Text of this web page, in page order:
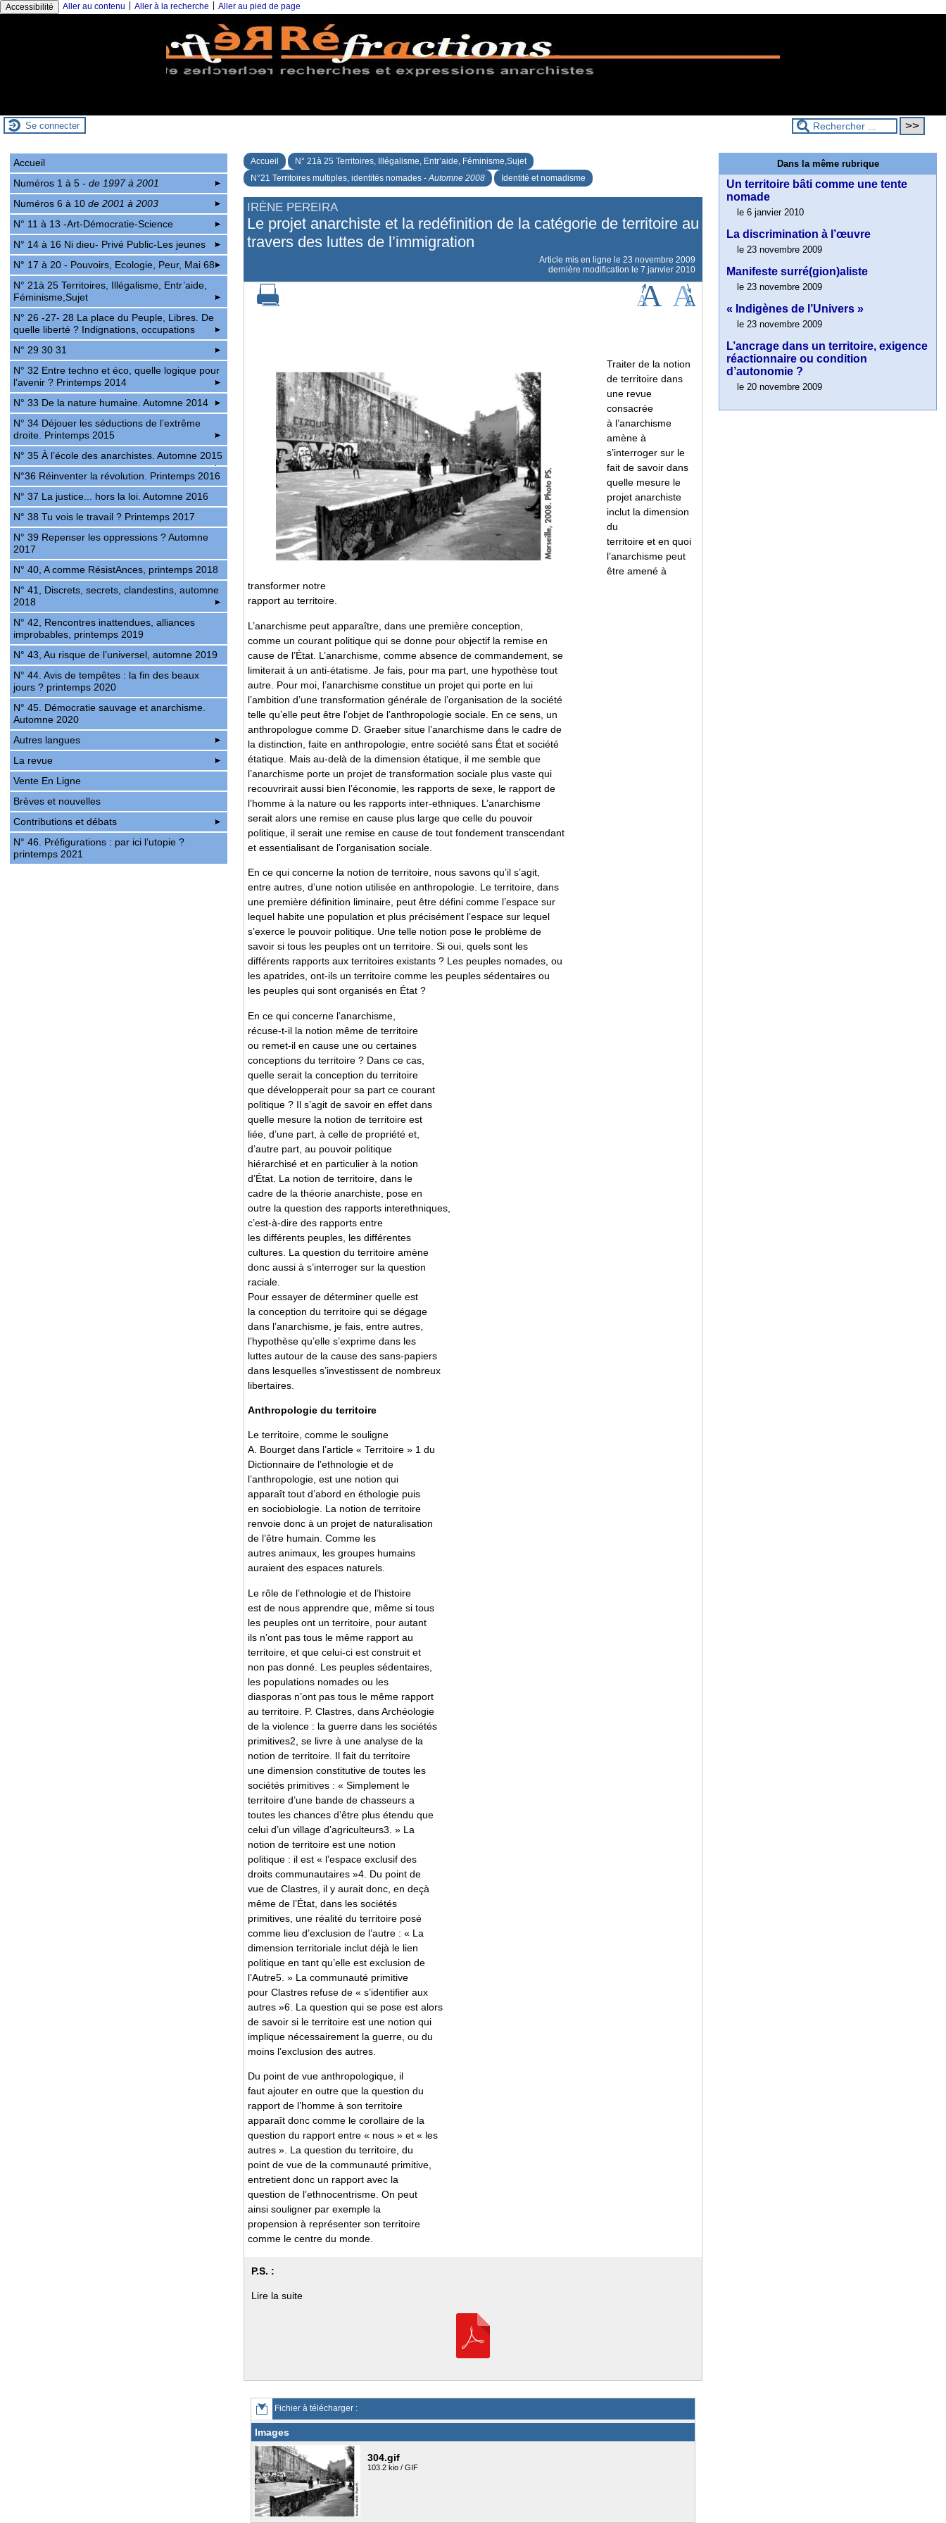
Accessibilité Aller au contenu Aller à la recherche Aller au pied de page
Se connecter
Accueil
N° 21à 25 Territoires, Illégalisme, Entr’aide, Féminisme,Sujet
N°21 Territoires multiples, identités nomades -Automne 2008 Identité et nomadisme
IRÈNE PEREIRA
Le projet anarchiste et la redéfinition de la catégorie de territoire au
travers des luttes de l’immigration
Article mis en ligne le 23 novembre 2009
dernière modification le 7 janvier 2010
Traiter de la notion
de territoire dans
une revue
consacrée
à l’anarchisme
amène à
s’interroger sur le
fait de savoir dans
quelle mesure le
projet anarchiste
inclut la dimension
du
territoire et en quoi
l’anarchisme peut
être amené à
transformer notre
rapport au territoire.
L’anarchisme peut apparaître, dans une première conception,
comme un courant politique qui se donne pour objectif la remise en
cause de l’État. L’anarchisme, comme absence de commandement, se
limiterait à un anti-étatisme. Je fais, pour ma part, une hypothèse tout
autre. Pour moi, l’anarchisme constitue un projet qui porte en lui
l’ambition d’une transformation générale de l’organisation de la société
telle qu’elle peut être l’objet de l’anthropologie sociale. En ce sens, un
anthropologue comme D. Graeber situe l’anarchisme dans le cadre de
la distinction, faite en anthropologie, entre société sans État et société
étatique. Mais au-delà de la dimension étatique, il me semble que
l’anarchisme porte un projet de transformation sociale plus vaste qui
recouvrirait aussi bien l’économie, les rapports de sexe, le rapport de
l’homme à la nature ou les rapports inter-ethniques. L’anarchisme
serait alors une remise en cause plus large que celle du pouvoir
politique, il serait une remise en cause de tout fondement transcendant
et essentialisant de l’organisation sociale.
En ce qui concerne la notion de territoire, nous savons qu’il s’agit,
entre autres, d’une notion utilisée en anthropologie. Le territoire, dans
une première définition liminaire, peut être défini comme l’espace sur
lequel habite une population et plus précisément l’espace sur lequel
s’exerce le pouvoir politique. Une telle notion pose le problème de
savoir si tous les peuples ont un territoire. Si oui, quels sont les
différents rapports aux territoires existants ? Les peuples nomades, ou
les apatrides, ont-ils un territoire comme les peuples sédentaires ou
les peuples qui sont organisés en État ?
En ce qui concerne l’anarchisme,
récuse-t-il la notion même de territoire
ou remet-il en cause une ou certaines
conceptions du territoire ? Dans ce cas,
quelle serait la conception du territoire
que développerait pour sa part ce courant
politique ? Il s’agit de savoir en effet dans
quelle mesure la notion de territoire est
liée, d’une part, à celle de propriété et,
d’autre part, au pouvoir politique
hiérarchisé et en particulier à la notion
d’État. La notion de territoire, dans le
cadre de la théorie anarchiste, pose en
outre la question des rapports interethniques,
c’est-à-dire des rapports entre
les différents peuples, les différentes
cultures. La question du territoire amène
donc aussi à s’interroger sur la question
raciale.
Pour essayer de déterminer quelle est
la conception du territoire qui se dégage
dans l’anarchisme, je fais, entre autres,
l’hypothèse qu’elle s’exprime dans les
luttes autour de la cause des sans-papiers
dans lesquelles s’investissent de nombreux
libertaires.
Anthropologie du territoire
Le territoire, comme le souligne
A. Bourget dans l’article « Territoire » 1 du
Dictionnaire de l’ethnologie et de
l’anthropologie, est une notion qui
apparaît tout d’abord en éthologie puis
en sociobiologie. La notion de territoire
renvoie donc à un projet de naturalisation
de l’être humain. Comme les
autres animaux, les groupes humains
auraient des espaces naturels.
Le rôle de l’ethnologie et de l’histoire
est de nous apprendre que, même si tous
les peuples ont un territoire, pour autant
ils n’ont pas tous le même rapport au
territoire, et que celui-ci est construit et
non pas donné. Les peuples sédentaires,
les populations nomades ou les
diasporas n’ont pas tous le même rapport
au territoire. P. Clastres, dans Archéologie
de la violence : la guerre dans les sociétés
primitives2, se livre à une analyse de la
notion de territoire. Il fait du territoire
une dimension constitutive de toutes les
sociétés primitives : « Simplement le
territoire d’une bande de chasseurs a
toutes les chances d’être plus étendu que
celui d’un village d’agriculteurs3. » La
notion de territoire est une notion
politique : il est « l’espace exclusif des
droits communautaires »4. Du point de
vue de Clastres, il y aurait donc, en deçà
même de l’État, dans les sociétés
primitives, une réalité du territoire posé
comme lieu d’exclusion de l’autre : « La
dimension territoriale inclut déjà le lien
politique en tant qu’elle est exclusion de
l’Autre5. » La communauté primitive
pour Clastres refuse de « s’identifier aux
autres »6. La question qui se pose est alors
de savoir si le territoire est une notion qui
implique nécessairement la guerre, ou du
moins l’exclusion des autres.
Du point de vue anthropologique, il
faut ajouter en outre que la question du
rapport de l’homme à son territoire
apparaît donc comme le corollaire de la
question du rapport entre « nous » et « les
autres ». La question du territoire, du
point de vue de la communauté primitive,
entretient donc un rapport avec la
question de l’ethnocentrisme. On peut
ainsi souligner par exemple la
propension à représenter son territoire
comme le centre du monde.
P.S. :
Lire la suite
Fichier à télécharger :
Images
304.gif
103.2 kio / GIF
Accueil
Numéros 1 à 5- de 1997 à 2001
Numéros 6 à 10de 2001 à 2003
N° 11 à 13 -Art-Démocratie-Science
N° 14 à 16 Ni dieu- Privé Public-Les jeunes
N° 17 à 20 - Pouvoirs, Ecologie, Peur, Mai 68
N° 21à 25 Territoires, Illégalisme, Entr’aide,
Féminisme,Sujet
N° 26 -27- 28 La place du Peuple, Libres. De
quelle liberté ? Indignations, occupations
N° 29 30 31
N° 32 Entre techno et éco, quelle logique pour
l’avenir ? Printemps 2014
N° 33 De la nature humaine. Automne 2014
N° 34 Déjouer les séductions de l’extrême
droite. Printemps 2015
N° 35 À l’école des anarchistes. Automne 2015
N°36 Réinventer la révolution. Printemps 2016
N° 37 La justice... hors la loi. Automne 2016
N° 38 Tu vois le travail ? Printemps 2017
N° 39 Repenser les oppressions ? Automne
2017
N° 40, A comme RésistAnces, printemps 2018
N° 41, Discrets, secrets, clandestins, automne
2018
N° 42, Rencontres inattendues, alliances
improbables, printemps 2019
N° 43, Au risque de l’universel, automne 2019
N° 44. Avis de tempêtes : la fin des beaux
jours ? printemps 2020
N° 45. Démocratie sauvage et anarchisme.
Automne 2020
Autres langues
La revue
Vente En Ligne
Brèves et nouvelles
Contributions et débats
N° 46. Préfigurations : par ici l’utopie ?
printemps 2021
Dans la même rubrique
Un territoire bâti comme une tente
nomade
le 6 janvier 2010
La discrimination à l’œuvre
le 23 novembre 2009
Manifeste surré(gion)aliste
le 23 novembre 2009
« Indigènes de l’Univers »
le 23 novembre 2009
L’ancrage dans un territoire, exigence
réactionnaire ou condition
d’autonomie ?
le 20 novembre 2009